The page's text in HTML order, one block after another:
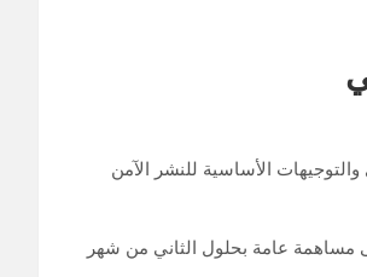
الأساسية للنشر الآمن
مساهمة عامة بحلول الثاني من شهر